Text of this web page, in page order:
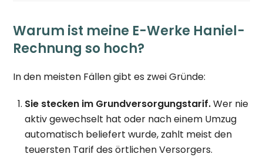
Warum ist meine E-Werke Haniel-
Rechnung so hoch?
In den meisten Fällen gibt es zwei Gründe:
Sie stecken im Grundversorgungstarif.Wer nie
aktiv gewechselt hat oder nach einem Umzug
automatisch beliefert wurde, zahlt meist den
teuersten Tarif des örtlichen Versorgers.